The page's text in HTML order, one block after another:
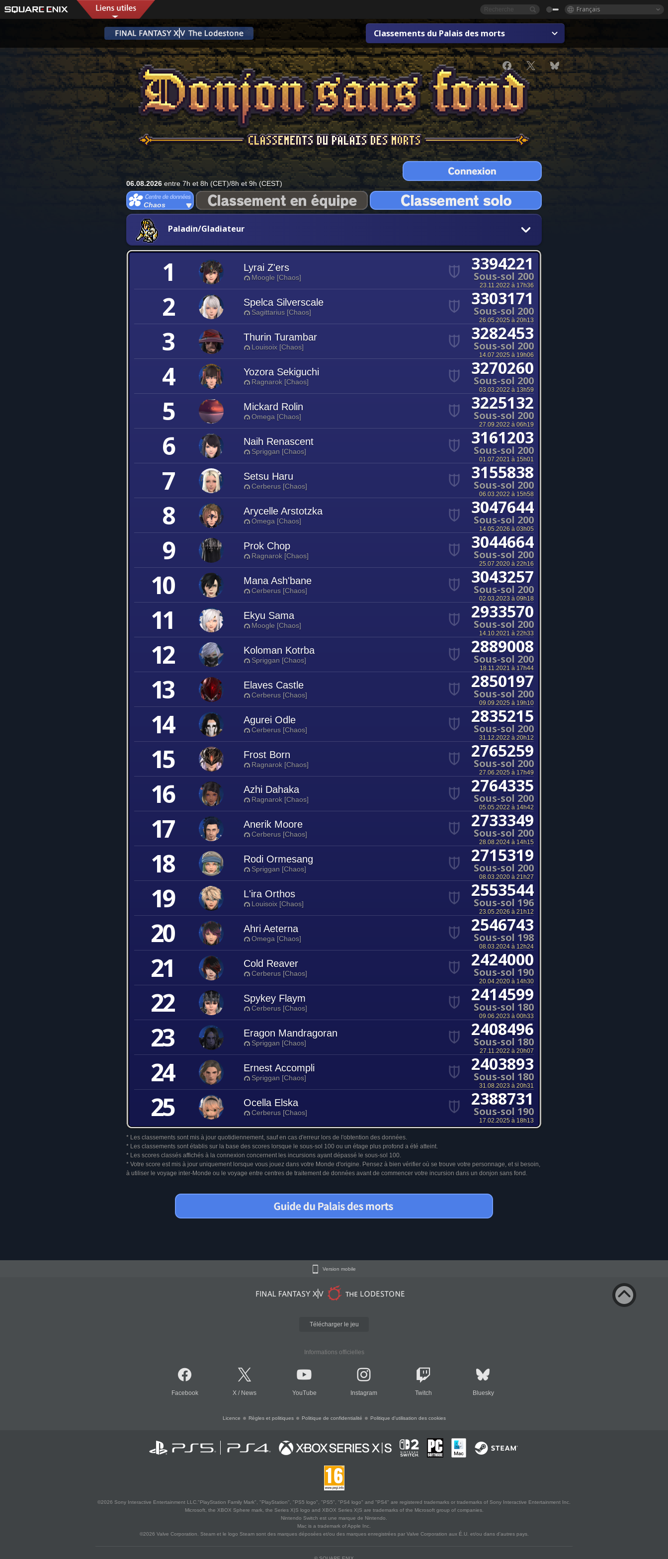
Français
Classements du Palais des morts
06.08.2026 entre 7h et 8h (CET)/8h et 9h (CEST)
Chaos
Paladin/Gladiateur
1 Lyrai Z'ers
Moogle [Chaos]
3394221
Sous-sol 200
23.11.2022 à 17h36
2 Spelca Silverscale
Sagittarius [Chaos]
3303171
Sous-sol 200
26.05.2025 à 20h13
3 Thurin Turambar
Louisoix [Chaos]
3282453
Sous-sol 200
14.07.2025 à 19h06
4 Yozora Sekiguchi
Ragnarok [Chaos]
3270260
Sous-sol 200
03.03.2022 à 13h59
5 Mickard Rolin
Omega [Chaos]
3225132
Sous-sol 200
27.09.2022 à 06h19
6 Naih Renascent
Spriggan [Chaos]
3161203
Sous-sol 200
01.07.2021 à 15h01
7 Setsu Haru
Cerberus [Chaos]
3155838
Sous-sol 200
06.03.2022 à 15h58
8 Arycelle Arstotzka
Omega [Chaos]
3047644
Sous-sol 200
14.05.2026 à 03h05
9 Prok Chop
Ragnarok [Chaos]
3044664
Sous-sol 200
25.07.2020 à 22h16
10 Mana Ash'bane
Cerberus [Chaos]
3043257
Sous-sol 200
02.03.2023 à 09h18
11 Ekyu Sama
Moogle [Chaos]
2933570
Sous-sol 200
14.10.2021 à 22h33
12 Koloman Kotrba
Spriggan [Chaos]
2889008
Sous-sol 200
18.11.2021 à 17h44
13 Elaves Castle
Cerberus [Chaos]
2850197
Sous-sol 200
09.09.2025 à 19h10
14 Agurei Odle
Cerberus [Chaos]
2835215
Sous-sol 200
31.12.2022 à 20h12
15 Frost Born
Ragnarok [Chaos]
2765259
Sous-sol 200
27.06.2025 à 17h49
16 Azhi Dahaka
Ragnarok [Chaos]
2764335
Sous-sol 200
05.05.2022 à 14h42
17 Anerik Moore
Cerberus [Chaos]
2733349
Sous-sol 200
28.08.2024 à 14h15
18 Rodi Ormesang
Spriggan [Chaos]
2715319
Sous-sol 200
08.03.2020 à 21h27
19 L'ira Orthos
Louisoix [Chaos]
2553544
Sous-sol 196
23.05.2026 à 21h12
20 Ahri Aeterna
Omega [Chaos]
2546743
Sous-sol 198
08.03.2024 à 12h24
21 Cold Reaver
Cerberus [Chaos]
2424000
Sous-sol 190
20.04.2020 à 14h30
22 Spykey Flaym
Cerberus [Chaos]
2414599
Sous-sol 180
09.06.2023 à 00h33
23 Eragon Mandragoran
Spriggan [Chaos]
2408496
Sous-sol 180
27.11.2022 à 20h07
24 Ernest Accompli
Spriggan [Chaos]
2403893
Sous-sol 180
31.08.2023 à 20h31
25 Ocella Elska
Cerberus [Chaos]
2388731
Sous-sol 190
17.02.2025 à 18h13
* Les classements sont mis à jour quotidiennement, sauf en cas d'erreur lors de l'obtention des données.
* Les classements sont établis sur la base des scores lorsque le sous-sol 100 ou un étage plus profond a été atteint.
* Les scores classés affichés à la connexion concernent les incursions ayant dépassé le sous-sol 100.
* Votre score est mis à jour uniquement lorsque vous jouez dans votre Monde d'origine. Pensez à bien vérifier où se trouve votre personnage, et si besoin,
à utiliser le voyage inter-Monde ou le voyage entre centres de traitement de données avant de commencer votre incursion dans un donjon sans fond.
Version mobile
Télécharger le jeu
Informations officielles
Facebook X / News YouTube Instagram Twitch Bluesky
Licence Règles et politiques Politique de confidentialité Politique d'utilisation des cookies
©2026 Sony Interactive Entertainment LLC."PlayStation Family Mark", "PlayStation", "PS5 logo", "PS5", "PS4 logo" and "PS4" are registered trademarks or trademarks of Sony Interactive Entertainment Inc.
Microsoft, the XBOX Sphere mark, the Series X|S logo and XBOX Series X|S are trademarks of the Microsoft group of companies.
Nintendo Switch est une marque de Nintendo.
Mac is a trademark of Apple Inc.
©2026 Valve Corporation. Steam et le logo Steam sont des marques déposées et/ou des marques enregistrées par Valve Corporation aux É.U. et/ou dans d'autres pays.